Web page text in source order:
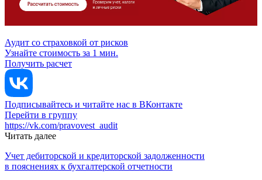
Аудит со страховкой от рисков
Узнайте стоимость за 1 мин.
Получить расчет
Подписывайтесь и читайте нас в ВКонтакте
Перейти в группу
https://vk.com/pravovest_audit
Читать далее
Учет дебиторской и кредиторской задолженности
в пояснениях к бухгалтерской отчетности